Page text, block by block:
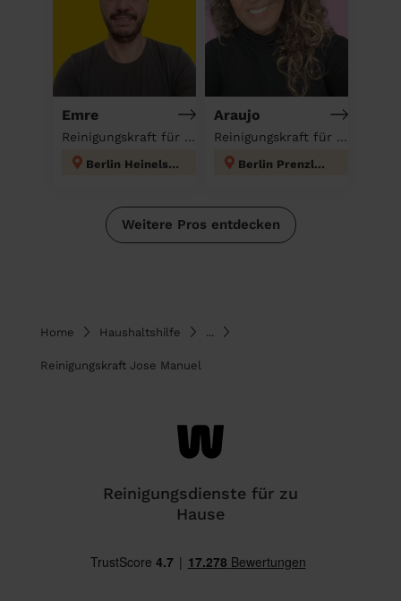
Emre
Reinigungskraft für deinen Haushalt
Berlin Heinelsdorf
Araujo
Reinigungskraft für deinen Haushalt
Berlin Prenzlauer Berg
Weitere Pros entdecken
Home Haushaltshilfe
Reinigungskraft Jose Manuel
Reinigungsdienste für zu
Hause